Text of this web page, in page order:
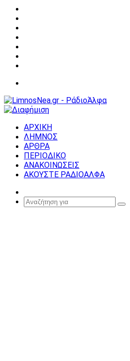
ΑΡΧΙΚΗ
ΛΗΜΝΟΣ
ΑΡΘΡΑ
ΠΕΡΙΟΔΙΚΟ
ΑΝΑΚΟΙΝΩΣΕΙΣ
ΑΚΟΥΣΤΕ ΡΑΔΙΟΑΛΦΑ
Article